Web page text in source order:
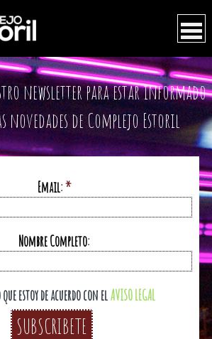
CONTACTO
A DOMICILIO
RESERVAS
EVENTOS
CARTAS
newsletter para estar informado
novedades de Complejo Estoril
Email:*
Nombre Completo:
estoy de acuerdo con elAVISO LEGAL